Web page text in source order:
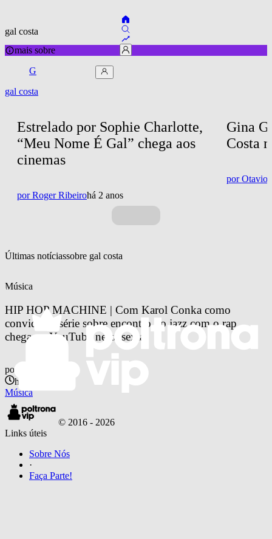
gal costa
mais sobre
G
gal costa
Estrelado por Sophie Charlotte,
“Meu Nome É Gal” chega aos
cinemas
porRoger Ribeirohá 2 anos
Gina
Costa
porOtavio
Últimas notíciassobre gal costa
Música
HIP HOP MACHINE | Com Karol Conka como
convidada, série sobre encontro do jazz com o rap
chega no YouTube nesta sexta
por
há 7 anos
Música
© 2016 - 2026
Links úteis
Sobre Nós
·
Faça Parte!